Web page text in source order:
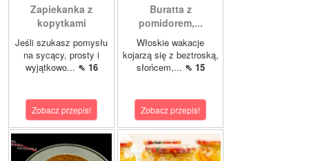
Zapiekanka z
kopytkami
Jeśli szukasz pomysłu
na sycący, prosty i
wyjątkowo... ⇖ 16
Zobacz przepis!
Buratta z
pomidorem,...
Włoskie wakacje
kojarzą się z beztroską,
słońcem,... ⇖ 15
Zobacz przepis!